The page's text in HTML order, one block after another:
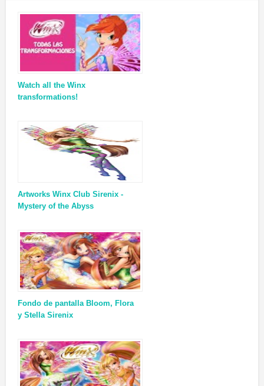
Watch all the Winx
transformations!
Artworks Winx Club Sirenix -
Mystery of the Abyss
Fondo de pantalla Bloom, Flora
y Stella Sirenix